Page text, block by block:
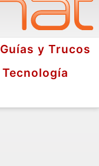
Guías y Trucos
Tecnología